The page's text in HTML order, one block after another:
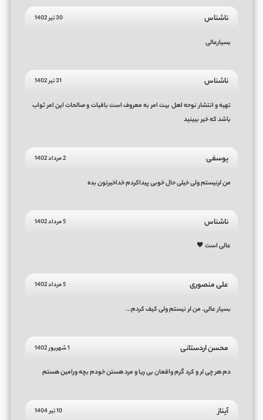
ناشناس 30 تیر 1402
بسیارعالی
ناشناس 31 تیر 1402
تهیه و انتشار نوحه اهل بیت امر به معروف است باقیات و صالحات این امر ثواب
باشد که خیر ببینید
یوسفی 2 مرداد 1402
من لرنیستم ولی خیلی حال خوبی پیداکردم خداخیرتون بده
ناشناس 5 مرداد 1402
عالی است 🖤
علی منصوری 5 مرداد 1402
بسیار عالی. من لر نیستم ولی کیف کردم...
محسن اردستانی 1 شهریور 1402
دم هر چی لر و کرد گرم واقعان بی ریا و مرد هستن خودم بچه ورامین هستم
آیناز 10 تیر 1404